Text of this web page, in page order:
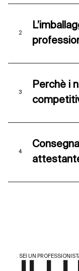
Perchè i
SEI UN